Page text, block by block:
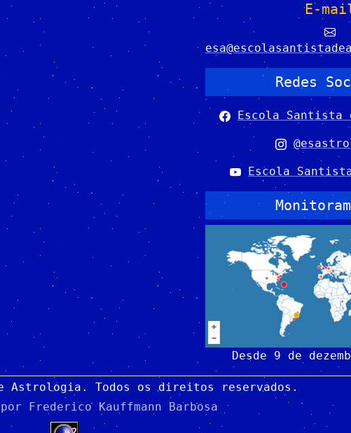
E-
Redes
Escola Santista
Escola
Desde 9 de
Astrologia. Todos os direitos reservados.
Frederico Kauffmann Barbosa